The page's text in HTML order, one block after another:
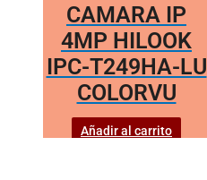
CAMARA IP
4MP HILOOK
IPC-T249HA-LU
COLORVU
Añadir al carrito